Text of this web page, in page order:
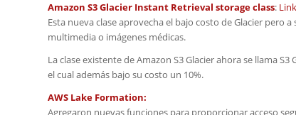
Amazon S3 Glacier Instant Retrieval storage class: Link
Esta nueva clase aprovecha el bajo costo de Glacier pero
multimedia o imágenes médicas.
La clase existente de Amazon S3 Glacier ahora se llama
el cual además bajo su costo un 10%.
AWS Lake Formation: